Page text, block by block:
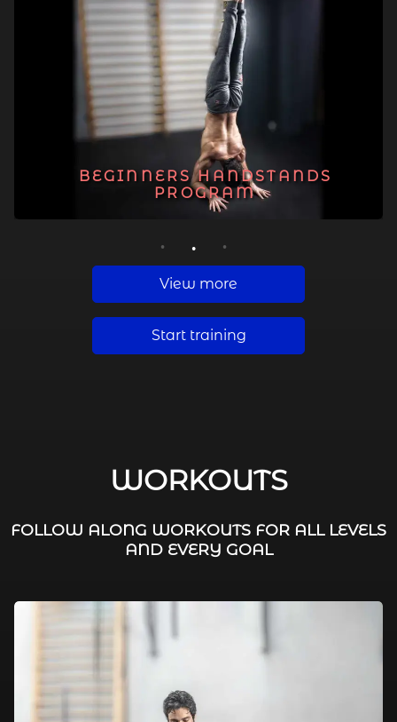
BEGINNERS HANDSTANDS
PROGRAM
1 2 3
View more
Start training
WORKOUTS
FOLLOW ALONG WORKOUTS FOR ALL LEVELS
AND EVERY GOAL